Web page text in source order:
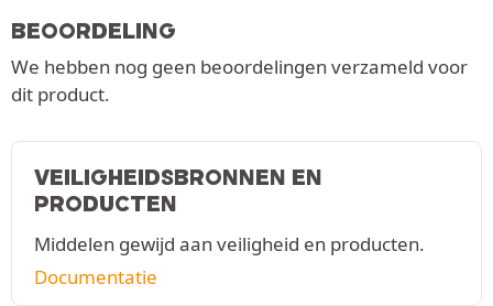
BEOORDELING
We hebben nog geen beoordelingen verzameld voor
dit product.
VEILIGHEIDSBRONNEN EN
PRODUCTEN
Middelen gewijd aan veiligheid en producten.
Documentatie